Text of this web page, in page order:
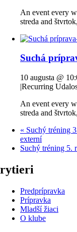
An event every
streda and
Suchá
10 augusta @
|Recurring
An event every
streda and
« Suchý tréning
externí
Suchý tréning 5.
rytieri
Predprípravka
Prípravka
Mladší žiaci
O klube